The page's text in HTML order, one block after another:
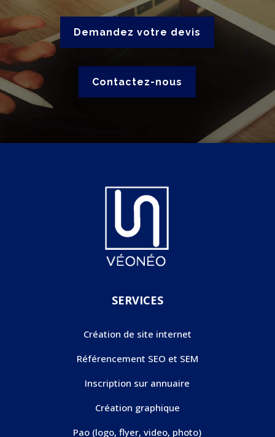
Demandez votre devis
Contactez-nous
SERVICES
Création de site internet
Référencement SEO et SEM
Inscription sur annuaire
Création graphique
Pao (logo, flyer, video, photo)